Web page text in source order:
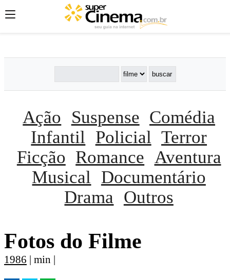
';';
Ação Suspense Comédia
Infantil
Policial Terror
Ficção Romance Aventura
Musical
Documentário
Drama
Outros
Fotos do Filme
1986 | min |